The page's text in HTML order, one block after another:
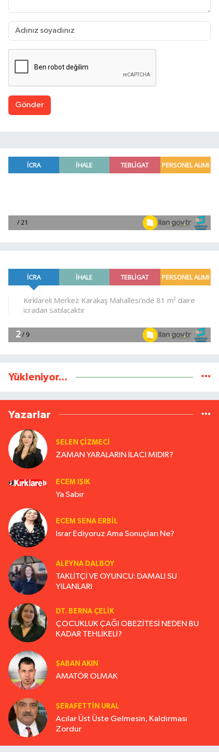
Gönder
Yükleniyor...
Yazarlar
SELEN ÇİZMECİ
ZAMAN YARALARIN İLACI MIDIR?
ECEM IŞIK
Ya Sabır
ECEM SENA ERBIL
Israr Ediyoruz Ama Sonuçları Ne?
ALEYNA DALBOY
TAKLİTÇİ VE OYUNCU: DAMALI SU
YILANLARI
DT. BERNA ÇELIK
ÇOCUKLUK ÇAĞI OBEZİTESİ NEDEN BU
KADAR TEHLİKELİ?
ŞABAN AKIN
AMATÖR OLMAK
ŞERAFETTIN URAL
Acılar Üst Üste Gelmesin, Kaldırması
Zordur